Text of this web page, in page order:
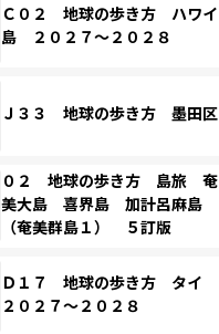
Ｃ０２ 地球の歩き方 ハワイ
島 ２０２７～２０２８
Ｊ３３ 地球の歩き方 墨田区
０２ 地球の歩き方 島旅 奄
美大島 喜界島 加計呂麻島
（奄美群島１） ５訂版
Ｄ１７ 地球の歩き方 タイ
２０２７～２０２８